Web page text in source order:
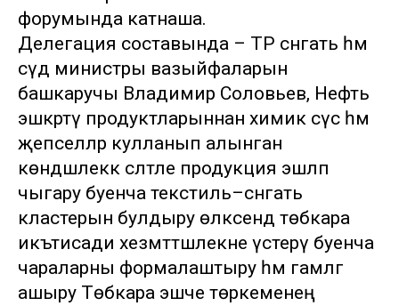
форумында катнаша.
Делегация составында – ТР сәнәгать һәм
сәүдә министры вазыйфаларын
башкаручы Владимир Соловьев, Нефть
эшкәртү продуктларыннан химик сүс һәм
җепселләр кулланып алынган
көндәшлеккә сәләтле продукция эшләп
чыгару буенча текстиль–сәнәгать
кластерын булдыру өлкәсендә төбәкара
икътисади хезмәттәшлекне үстерү буенча
чараларны формалаштыру һәм гамәлгә
ашыру Төбәкара эшче төркеменең